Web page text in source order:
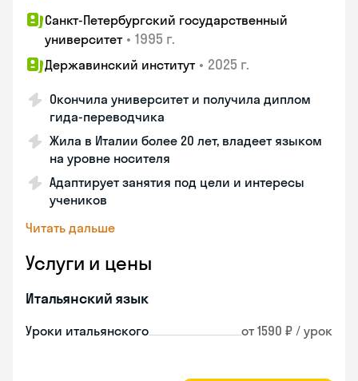
Санкт-Петербургский государственный
университет • 1995 г.
Державинский институт • 2025 г.
Окончила университет и получила диплом
гида-переводчика
Жила в Италии более 20 лет, владеет языком
на уровне носителя
Адаптирует занятия под цели и интересы
учеников
Читать дальше
Услуги и цены
Итальянский язык
Уроки итальянского от 1590 ₽ / урок